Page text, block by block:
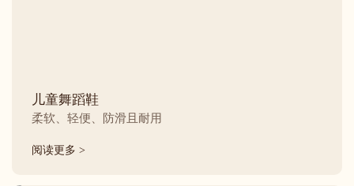
儿童舞蹈鞋
柔软、轻便、防滑且耐用
阅读更多 >